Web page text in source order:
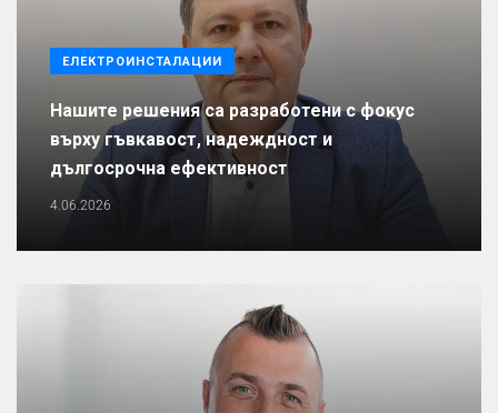
ЕЛЕКТРОИНСТАЛАЦИИ
Нашите решения са разработени с фокус
върху гъвкавост, надеждност и
дългосрочна ефективност
4.06.2026